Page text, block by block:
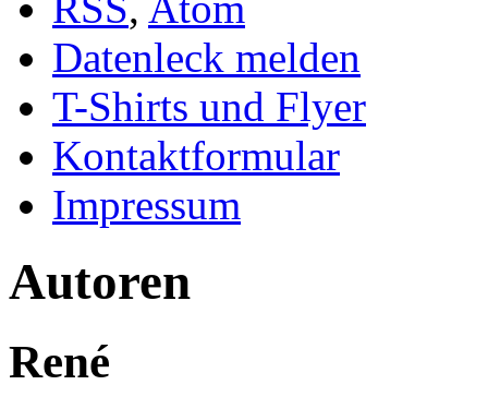
Datenleck melden
T-Shirts und Flyer
Kontaktformular
Impressum
Autoren
René